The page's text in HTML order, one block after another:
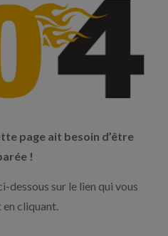
page ait besoin d’être
!
dessous sur le lien qui vous
en cliquant.